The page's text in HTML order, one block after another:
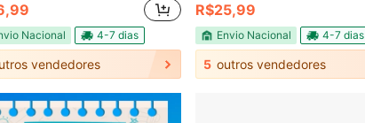
Nacional 4-7 dias
vendedores
R$25,99
Envio Nacional 4-7 dias
5 outros vendedores